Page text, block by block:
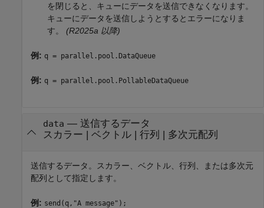
を閉じると、キューにデータを送信できなくなります。
キューにデータを送信しようとするとエラーになりま
す。
(R2025a 以降)
例: q = parallel.pool.DataQueue
例: q = parallel.pool.PollableDataQueue
data — 送信するデータ
スカラー | ベクトル| 行列 | 多次元配列
送信するデータ。スカラー、ベクトル、行列、または多次元
配列として指定します。
例: send(q,"A message");